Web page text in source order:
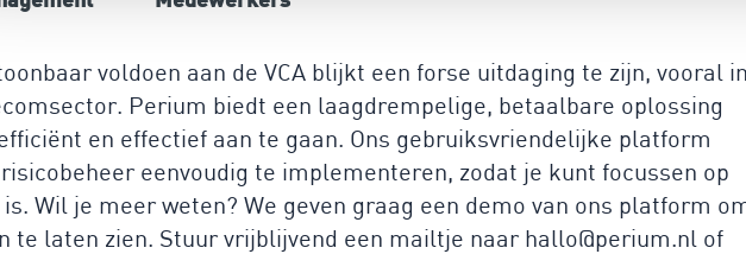
voldoen aan de VCA blijkt een forse uitdaging te zijn, vooral
Perium biedt een laagdrempelige, betaalbare oplossing
en effectief aan te gaan. Ons gebruiksvriendelijke platform
eenvoudig te implementeren, zodat je kunt focussen op
Wil je meer weten? We geven graag een demo van ons platform
te laten zien. Stuur vrijblijvend een mailtje naar hallo@perium.nl of